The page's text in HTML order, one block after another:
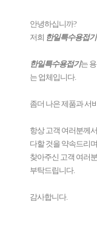
안녕하십니까?
저희 한일특수용접기
한일특수용접기는
는 업체입니다.
좀더 나은 제품과 서
항상 고객 여러분께
다할 것을 약속드리
찾아주신 고객 여러
부탁드립니다.
감사합니다.